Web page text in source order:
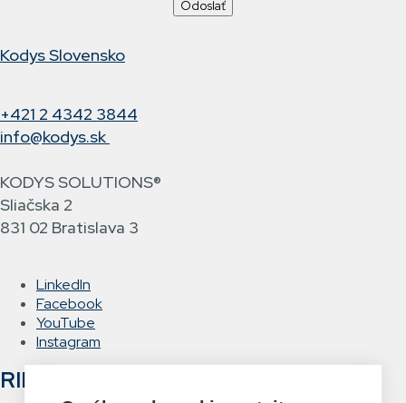
Kodys Slovensko
+421 2 4342 3844
info@kodys.sk
KODYS SOLUTIONS®
Sliačska 2
831 02 Bratislava 3
LinkedIn
Facebook
YouTube
Instagram
RIEŠENIA